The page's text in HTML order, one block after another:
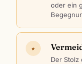
oder ein
★
Der